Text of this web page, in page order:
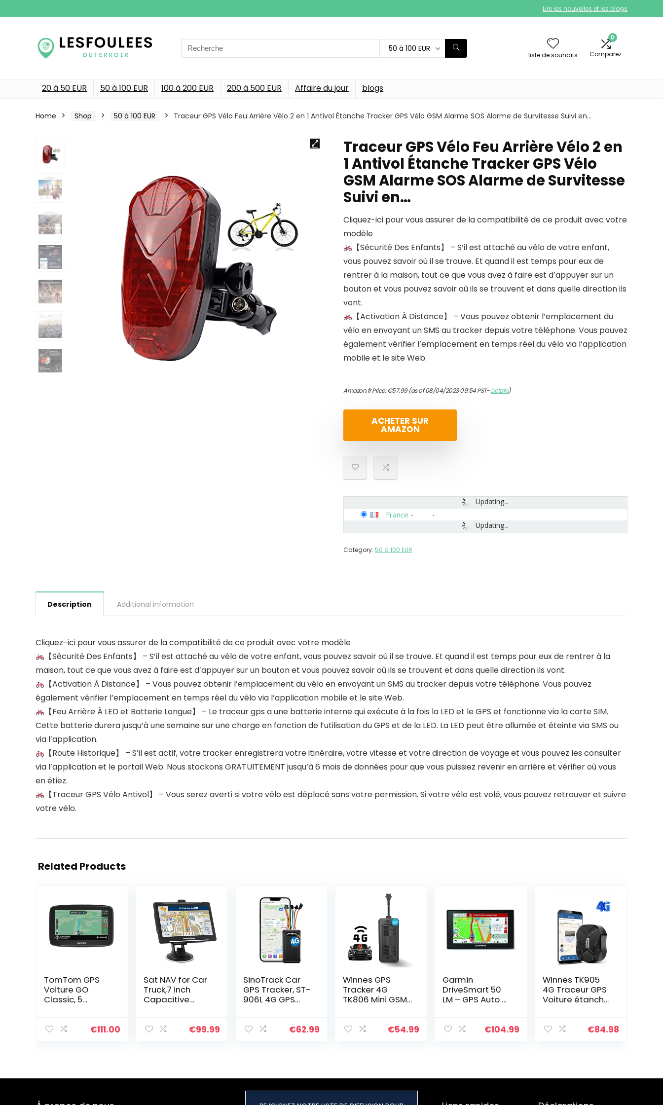
Lire les nouvelles et les blogs
Search
for:
50 à 100 EUR
liste de souhaits
0
Comparez
20 à 50 EUR 50 à 100 EUR 100 à 200 EUR 200 à 500 EUR Affaire du jour blogs
Home Shop 50 à 100 EUR Traceur GPS Vélo Feu Arrière Vélo 2 en 1 Antivol Étanche Tracker GPS Vélo GSM Alarme SOS Alarme de Survitesse Suivi en…
Traceur GPS Vélo Feu Arrière Vélo 2 en
1 Antivol Étanche Tracker GPS Vélo
GSM Alarme SOS Alarme de Survitesse
Suivi en…
Cliquez-ici pour vous assurer de la compatibilité de ce produit avec votre
modèle
【Sécurité Des Enfants】 – S’il est attaché au vélo de votre enfant,
vous pouvez savoir où il se trouve. Et quand il est temps pour eux de
rentrer à la maison, tout ce que vous avez à faire est d’appuyer sur un
bouton et vous pouvez savoir où ils se trouvent et dans quelle direction ils
vont.
【Activation À Distance】 – Vous pouvez obtenir l’emplacement du
vélo en envoyant un SMS au tracker depuis votre téléphone. Vous pouvez
également vérifier l’emplacement en temps réel du vélo via l’application
mobile et le site Web.
Amazon.fr Price:€57.99(as of 08/04/2023 09:54 PST-Details)
ACHETER SUR
AMAZON
Updating...
Updating...
France -
Category: 50 à 100 EUR
Description Additional information
Cliquez-ici pour vous assurer de la compatibilité de ce produit avec votre modèle
【Sécurité Des Enfants】 – S’il est attaché au vélo de votre enfant, vous pouvez savoir où il se trouve. Et quand il est temps pour eux de rentrer à la
maison, tout ce que vous avez à faire est d’appuyer sur un bouton et vous pouvez savoir où ils se trouvent et dans quelle direction ils vont.
【Activation À Distance】 – Vous pouvez obtenir l’emplacement du vélo en envoyant un SMS au tracker depuis votre téléphone. Vous pouvez
également vérifier l’emplacement en temps réel du vélo via l’application mobile et le site Web.
【Feu Arrière À LED et Batterie Longue】 – Le traceur gps a une batterie interne qui exécute à la fois la LED et le GPS et fonctionne via la carte SIM.
Cette batterie durera jusqu’à une semaine sur une charge en fonction de l’utilisation du GPS et de la LED. La LED peut être allumée et éteinte via SMS ou
via l’application.
【Route Historique】 – S’il est actif, votre tracker enregistrera votre itinéraire, votre vitesse et votre direction de voyage et vous pouvez les consulter
via l’application et le portail Web. Nous stockons GRATUITEMENT jusqu’à 6 mois de données pour que vous puissiez revenir en arrière et vérifier où vous
en étiez.
【Traceur GPS Vélo Antivol】 – Vous serez averti si votre vélo est déplacé sans votre permission. Si votre vélo est volé, vous pouvez retrouver et suivre
votre vélo.
Related Products
TomTom GPS
Voiture GO
Classic, 5
Alertes de
€111.00
Sat NAV for Car
Truck,7 inch
Capacitive
2020 Maps with
€99.99
SinoTrack Car
GPS Tracker, ST-
906L 4G GPS
localisation en
€62.99
Winnes GPS
Tracker 4G
TK806 Mini GSM
Voiture, Moto,
€54.99
Garmin
DriveSmart 50
LM – GPS Auto –
gratuites à Vie –
€104.99
Winnes TK905
4G Traceur GPS
Voiture étanche
Suivi en Temps
€84.98